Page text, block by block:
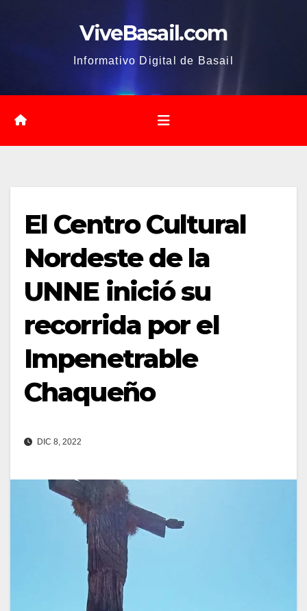
ViveBasail.com
Informativo Digital de Basail
El Centro Cultural
Nordeste de la
UNNE inició su
recorrida por el
Impenetrable
Chaqueño
DIC 8, 2022